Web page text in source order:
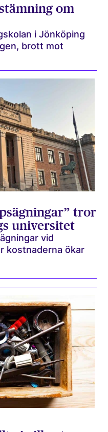
om
i Jönköping
brott mot
tror
universitet
vid
kostnaderna ökar